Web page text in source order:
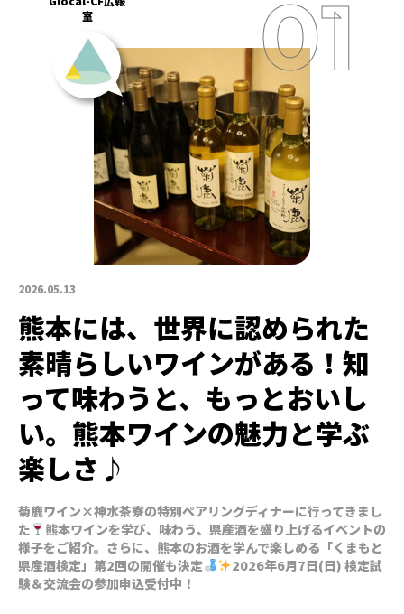
2026.05.13
室
熊本には、世界に認められた
素晴らしいワインがある！知
って味わうと、もっとおいし
い。熊本ワインの魅力と学ぶ
楽しさ♪
菊鹿ワイン×神水茶寮の特別ペアリングディナーに行ってきまし
た
熊本ワインを学び、味わう、県産酒を盛り上げるイベントの
様子をご紹介。さらに、熊本のお酒を学んで楽しめる「くまもと
県産酒検定」第2回の開催も決定
2026年6月7日(日) 検定試
験＆交流会の参加申込受付中！